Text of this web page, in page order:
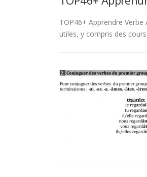
TOP46+ Apprendre
utiles, y compris des